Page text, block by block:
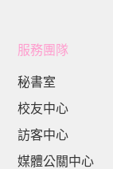
服務團隊
秘書室
校友中心
訪客中心
媒體公關中心